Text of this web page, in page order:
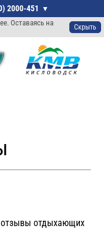
Оставаясь на
Скрыть
2000-451
отдыхающих